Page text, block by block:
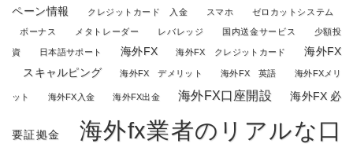
ペーン情報
クレジットカード 入金 スマホ ゼロカットシステム
ボーナス メタトレーダー レバレッジ 国内送金サービス 少額投
資 日本語サポート 海外FX 海外FX クレジットカード
海外FX
スキャルピング
海外FX デメリット 海外FX 英語 海外FXメリ
ット 海外FX入金 海外FX出金 海外FX口座開設 海外FX 必
要証拠金
海外fx業者のリアルな口